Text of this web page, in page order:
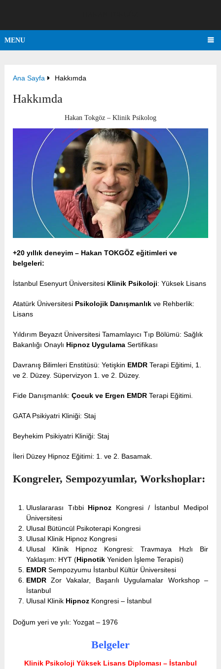
MENU
Ana Sayfa Hakkımda
Hakkımda
Hakan Tokgöz – Klinik Psikolog
+20 yıllık deneyim – Hakan TOKGÖZ eğitimleri ve
belgeleri:
İstanbul Esenyurt Üniversitesi Klinik Psikoloji: Yüksek Lisans
Atatürk Üniversitesi Psikolojik Danışmanlık ve Rehberlik:
Lisans
Yıldırım Beyazıt Üniversitesi Tamamlayıcı Tıp Bölümü: Sağlık
Bakanlığı Onaylı Hipnoz Uygulama Sertifikası
Davranış Bilimleri Enstitüsü: Yetişkin EMDR Terapi Eğitimi, 1.
ve 2. Düzey. Süpervizyon 1. ve 2. Düzey.
Fide Danışmanlık:Çocuk ve Ergen EMDR Terapi Eğitimi.
GATA Psikiyatri Kliniği: Staj
Beyhekim Psikiyatri Kliniği: Staj
İleri Düzey Hipnoz Eğitimi: 1. ve 2. Basamak.
Kongreler, Sempozyumlar, Workshoplar:
Uluslararası Tıbbi Hipnoz Kongresi / İstanbul Medipol
Üniversitesi
Ulusal Bütüncül Psikoterapi Kongresi
Ulusal Klinik Hipnoz Kongresi
Ulusal Klinik Hipnoz Kongresi: Travmaya Hızlı Bir
Yaklaşım: HYT (HipnotikYeniden İşleme Terapisi)
EMDRSempozyumu İstanbul Kültür Üniversitesi
EMDRZor Vakalar, Başarılı Uygulamalar Workshop –
İstanbul
Ulusal Klinik HipnozKongresi – İstanbul
Doğum yeri ve yılı: Yozgat – 1976
Belgeler
Klinik Psikoloji Yüksek Lisans Diploması – İstanbul